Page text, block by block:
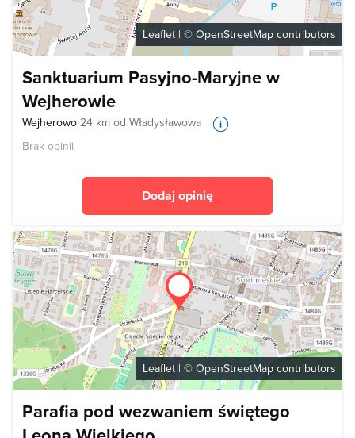
Leaflet | © OpenStreetMap contributors
Sanktuarium Pasyjno-Maryjne w
Wejherowie
Wejherowo 24 km od Władysławowa
Brak opinii
Dodaj opinię
Leaflet | © OpenStreetMap contributors
Parafia pod wezwaniem świętego